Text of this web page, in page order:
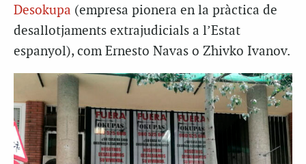
Desokupa (empresa pionera en la pràctica de
desallotjaments extrajudicials a l’Estat
espanyol), com Ernesto Navas o Zhivko Ivanov.